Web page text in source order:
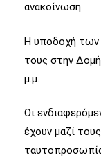
ανακοίνωση.
Η υποδοχή των
τους στην
μ.μ.
Οι
έχουν μαζί